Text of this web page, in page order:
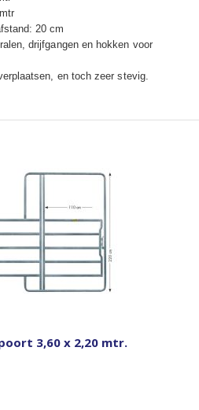
20 cm
drijfgangen en hokken voor
en toch zeer stevig.
3,60 x 2,20 mtr.